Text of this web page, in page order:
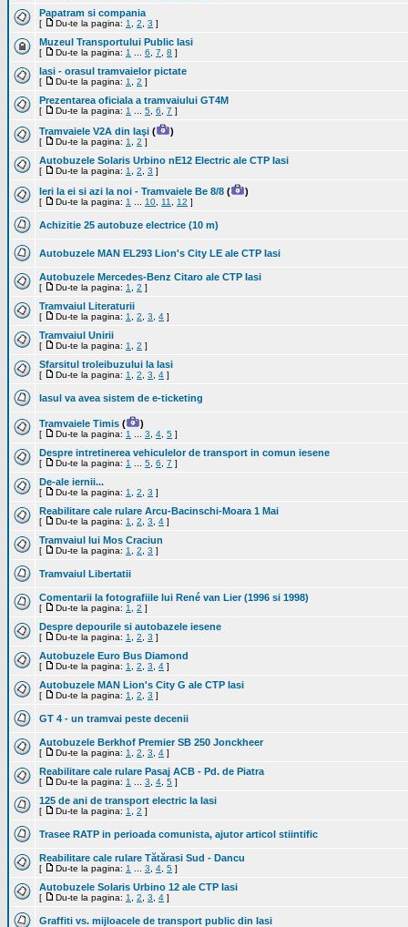
Papatram si compania
[ Du-te la pagina: 1 2 3 ]
Muzeul Transportului Public Iasi
[ Du-te la pagina: 1 6 7 8 ]
Iasi - orasul tramvaielor pictate
[ Du-te la pagina: 1 2 ]
Prezentarea oficiala a tramvaiului GT4M
[ Du-te la pagina: 1 5 6 7 ]
Tramvaiele V2A din Iaşi ( )
[ Du-te la pagina: 1 2 ]
Autobuzele Solaris Urbino nE12 Electric ale CTP Iasi
[ Du-te la pagina: 1 2 3 ]
Ieri la ei si azi la noi - Tramvaiele Be 8/8 ( )
[ Du-te la pagina: 1 10 11 12 ]
Achizitie 25 autobuze electrice (10 m)
Autobuzele MAN EL293 Lion's City LE ale CTP Iasi
Autobuzele Mercedes-Benz Citaro ale CTP Iasi
[ Du-te la pagina: 1 2 ]
Tramvaiul Literaturii
[ Du-te la pagina: 1 2 3 4 ]
Tramvaiul Unirii
[ Du-te la pagina: 1 2 ]
Sfarsitul troleibuzului la Iasi
[ Du-te la pagina: 1 2 3 4 ]
Iasul va avea sistem de e-ticketing
Tramvaiele Timis ( )
[ Du-te la pagina: 1 3 4 5 ]
Despre intretinerea vehiculelor de transport in comun iesene
[ Du-te la pagina: 1 5 6 7 ]
De-ale iernii...
[ Du-te la pagina: 1 2 3 ]
Reabilitare cale rulare Arcu-Bacinschi-Moara 1 Mai
[ Du-te la pagina: 1 2 3 4 ]
Tramvaiul lui Mos Craciun
[ Du-te la pagina: 1 2 3 ]
Tramvaiul Libertatii
Comentarii la fotografiile lui René van Lier (1996 si 1998)
[ Du-te la pagina: 1 2 ]
Despre depourile si autobazele iesene
[ Du-te la pagina: 1 2 3 ]
Autobuzele Euro Bus Diamond
[ Du-te la pagina: 1 2 3 4 ]
Autobuzele MAN Lion's City G ale CTP Iasi
[ Du-te la pagina: 1 2 3 ]
GT 4 - un tramvai peste decenii
Autobuzele Berkhof Premier SB 250 Jonckheer
[ Du-te la pagina: 1 2 3 4 ]
Reabilitare cale rulare Pasaj ACB - Pd. de Piatra
[ Du-te la pagina: 1 3 4 5 ]
125 de ani de transport electric la Iasi
[ Du-te la pagina: 1 2 ]
Trasee RATP in perioada comunista, ajutor articol stiintific
Reabilitare cale rulare Tătărasi Sud - Dancu
[ Du-te la pagina: 1 3 4 5 ]
Autobuzele Solaris Urbino 12 ale CTP Iasi
[ Du-te la pagina: 1 2 3 4 ]
Graffiti vs. mijloacele de transport public din Iasi